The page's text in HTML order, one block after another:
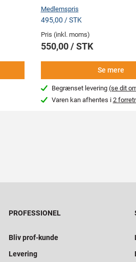
Medlemspris
495,00 / STK
Pris (inkl. moms)
550,00 / STK
Se mere
Begrænset levering (se dit
Varen kan afhentes i 2
PROFESSIONEL
Bliv prof-kunde
Levering